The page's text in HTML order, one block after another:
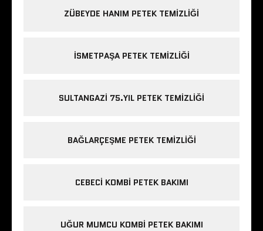
ZÜBEYDE HANIM PETEK TEMIZLIĞI
ISMETPAŞA PETEK TEMIZLIĞI
SULTANGAZI 75.YIL PETEK TEMIZLIĞI
BAĞLARÇEŞME PETEK TEMIZLIĞI
CEBECI KOMBI PETEK BAKIMI
UĞUR MUMCU KOMBI PETEK BAKIMI